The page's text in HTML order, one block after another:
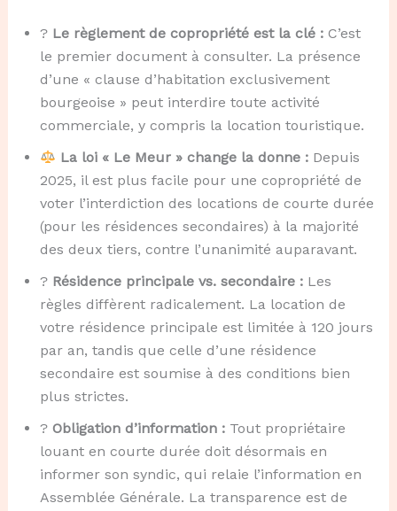
? Le règlement de copropriété est la clé :C’est
le premier document à consulter. La présence
d’une « clause d’habitation exclusivement
bourgeoise » peut interdire toute activité
commerciale, y compris la location touristique.
La loi « Le Meur » change la donne :Depuis
2025, il est plus facile pour une copropriété de
voter l’interdiction des locations de courte durée
(pour les résidences secondaires) à la majorité
des deux tiers, contre l’unanimité auparavant.
? Résidence principale vs. secondaire :Les
règles diffèrent radicalement. La location de
votre résidence principale est limitée à 120 jours
par an, tandis que celle d’une résidence
secondaire est soumise à des conditions bien
plus strictes.
? Obligation d’information :Tout propriétaire
louant en courte durée doit désormais en
informer son syndic, qui relaie l’information en
Assemblée Générale. La transparence est de